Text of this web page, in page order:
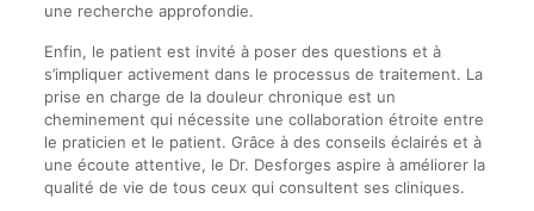
une recherche approfondie.
Enfin, le patient est invité à poser des questions et à
s’impliquer activement dans le processus de traitement. La
prise en charge de la douleur chronique est un
cheminement qui nécessite une collaboration étroite entre
le praticien et le patient. Grâce à des conseils éclairés et à
une écoute attentive, le Dr. Desforges aspire à améliorer la
qualité de vie de tous ceux qui consultent ses cliniques.